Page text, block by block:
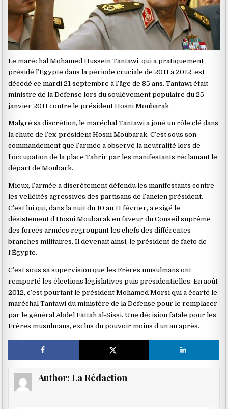
Le maréchal Mohamed Hussein Tantawi, qui a pratiquement
présidé l’Égypte dans la période cruciale de 2011 à 2012, est
décédé ce mardi 21 septembre à l’âge de 85 ans. Tantawi était
ministre de la Défense lors du soulèvement populaire du 25
janvier 2011 contre le président Hosni Moubarak
Malgré sa discrétion, le maréchal Tantawi a joué un rôle clé dans
la chute de l’ex-président Hosni Moubarak. C’est sous son
commandement que l’armée a observé la neutralité lors de
l’occupation de la place Tahrir par les manifestants réclamant le
départ de Moubark.
Mieux, l’armée a discrètement défendu les manifestants contre
les velléités agressives des partisans de l’ancien président.
C’est lui qui, dans la nuit du 10 au 11 février, a exigé le
désistement d’Hosni Moubarak en faveur du Conseil suprême
des forces armées regroupant les chefs des différentes
branches militaires. Il devenait ainsi, le président de facto de
l’Égypte.
C’est sous sa supervision que les Frères musulmans ont
remporté les élections législatives puis présidentielles. En août
2012, c’est pourtant le président Mohamed Morsi qui a écarté le
maréchal Tantawi du ministère de la Défense pour le remplacer
par le général Abdel Fattah al-Sissi. Une décision fatale pour les
Frères musulmans, exclus du pouvoir moins d’un an après.
Author: La Rédaction